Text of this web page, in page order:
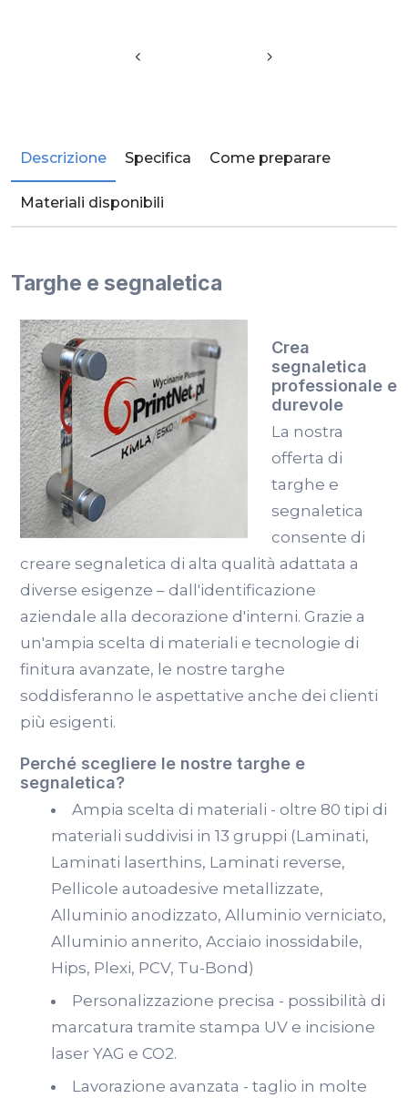
Descrizione Specifica Come preparare
Materiali disponibili
Targhe e segnaletica
Crea
segnaletica
professionale e
durevole
La nostra
offerta di
targhe e
segnaletica
consente di
creare segnaletica di alta qualità adattata a
diverse esigenze – dall'identificazione
aziendale alla decorazione d'interni. Grazie a
un'ampia scelta di materiali e tecnologie di
finitura avanzate, le nostre targhe
soddisferanno le aspettative anche dei clienti
più esigenti.
Perché scegliere le nostre targhe e
segnaletica?
Ampia scelta di materiali - oltre 80 tipi di
materiali suddivisi in 13 gruppi (Laminati,
Laminati laserthins, Laminati reverse,
Pellicole autoadesive metallizzate,
Alluminio anodizzato, Alluminio verniciato,
Alluminio annerito, Acciaio inossidabile,
Hips, Plexi, PCV, Tu-Bond)
Personalizzazione precisa - possibilità di
marcatura tramite stampa UV e incisione
laser YAG e CO2.
Lavorazione avanzata - taglio in molte